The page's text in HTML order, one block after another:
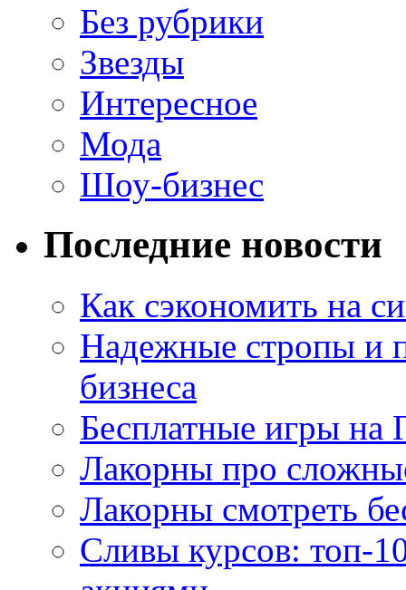
Без рубрики
Звезды
Интересное
Мода
Шоу-бизнес
Последние новости
Как сэкономить на
Надежные стропы и
бизнеса
Бесплатные игры на
Лакорны про
Лакорны смотреть
Сливы курсов: топ-